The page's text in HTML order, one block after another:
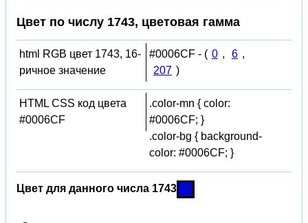
Цвет по числу 1743, цветовая гамма
html RGB цвет 1743, 16-
ричное значение
#0006CF - ( 0 , 6 ,
207 )
HTML CSS код цвета
#0006CF
.color-mn { color:
#0006CF; }
.color-bg { background-
color: #0006CF; }
Цвет для данного числа 1743